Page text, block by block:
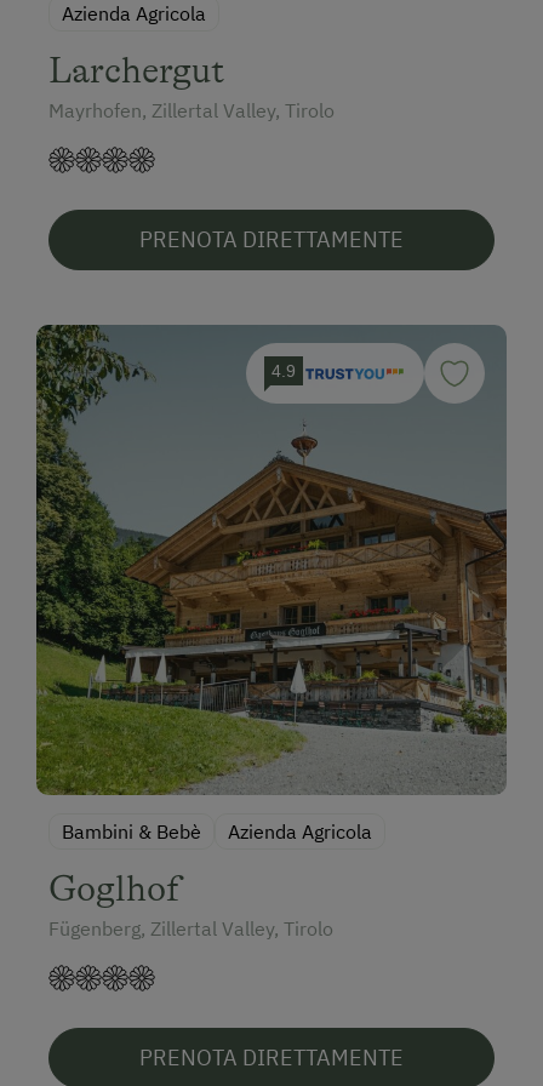
Azienda Agricola
Larchergut
Mayrhofen, Zillertal Valley, Tirolo
PRENOTA DIRETTAMENTE
4.9
Bambini & Bebè Azienda Agricola
Goglhof
Fügenberg, Zillertal Valley, Tirolo
PRENOTA DIRETTAMENTE